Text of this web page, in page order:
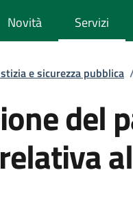
Novità Servizi
e sicurezza pubblica
del